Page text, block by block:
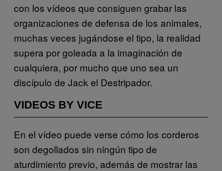
con los vídeos que consiguen grabar las
organizaciones de defensa de los animales,
muchas veces jugándose el tipo, la realidad
supera por goleada a la imaginación de
cualquiera, por mucho que uno sea un
discípulo de Jack el Destripador.
VIDEOS BY VICE
En el vídeo puede verse cómo los corderos
son degollados sin ningún tipo de
aturdimiento previo, además de mostrar las